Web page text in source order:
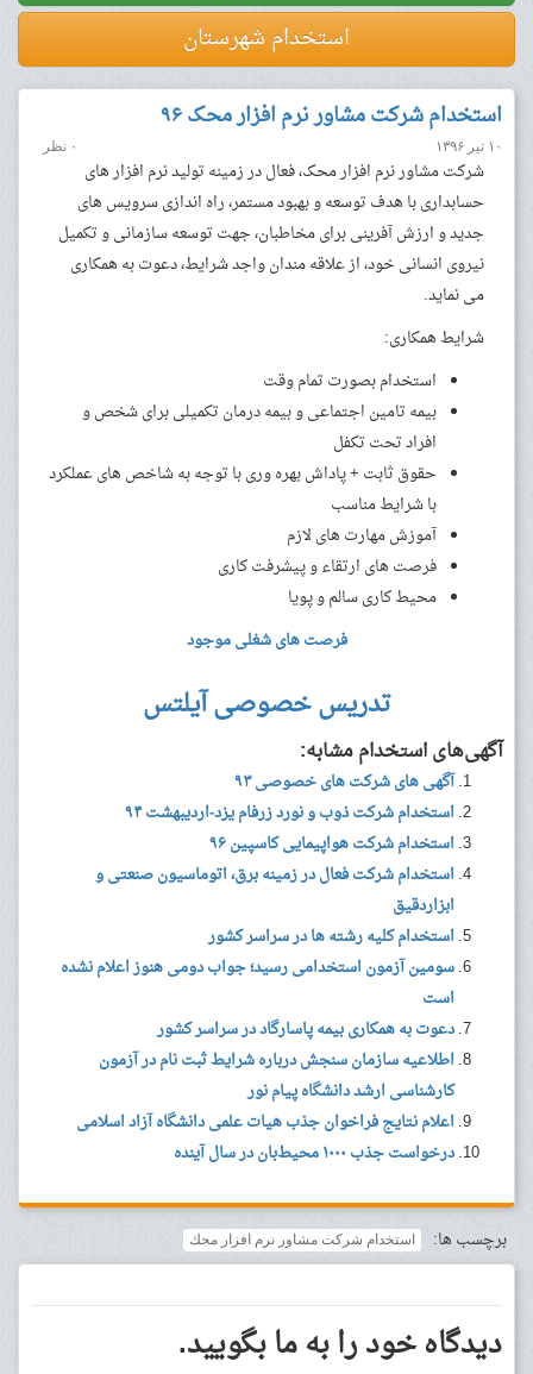
استخدام شهرستان
استخدام شرکت مشاور نرم افزار محک ۹۶
۱۰ تیر ۱۳۹۶ ۰ نظر
شرکت مشاور نرم افزار محک، فعال در زمینه تولید نرم افزار های
حسابداری با هدف توسعه و بهبود مستمر، راه اندازی سرویس های
جدید و ارزش آفرینی برای مخاطبان، جهت توسعه سازمانی و تکمیل
نیروی انسانی خود، از علاقه مندان واجد شرایط، دعوت به همکاری
می نماید.
شرایط همکاری:
استخدام بصورت تمام وقت
بیمه تامین اجتماعی و بیمه درمان تکمیلی برای شخص و
افراد تحت تکفل
حقوق ثابت + پاداش بهره وری با توجه به شاخص های عملکرد
با شرایط مناسب
آموزش مهارت های لازم
فرصت های ارتقاء و پیشرفت کاری
محیط کاری سالم و پویا
فرصت های شغلی موجود
تدریس خصوصی آیلتس
آگهی‌های استخدام مشابه:
آگهی های شرکت های خصوصی ۹۳
استخدام شرکت ذوب و نورد زرفام یزد-اردیبهشت ۹۴
استخدام شرکت هواپیمایی کاسپین ۹۶
استخدام شرکت فعال در زمینه برق، اتوماسیون صنعتی و
ابزاردقیق
استخدام کلیه رشته ها در سراسر کشور
سومین آزمون استخدامی رسید؛ جواب دومی هنوز اعلام نشده
است
دعوت به همکاری بیمه پاسارگاد در سراسر کشور
اطلاعیه سازمان سنجش درباره شرایط ثبت نام در آزمون
کارشناسی ارشد دانشگاه پیام نور
اعلام نتایج فراخوان جذب هیات علمی دانشگاه آزاد اسلامی
درخواست جذب ۱۰۰۰ محیط‌بان در سال آینده
برچسب ها: استخدام شركت مشاور نرم افزار محك
دیدگاه خود را به ما بگویید.